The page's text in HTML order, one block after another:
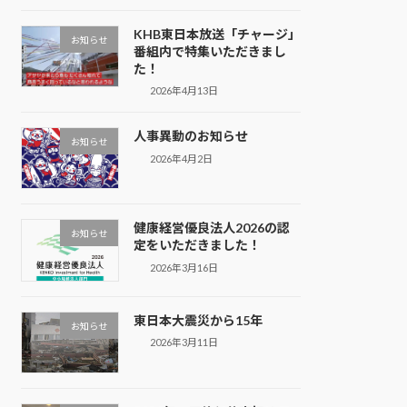
お知らせ
KHB東日本放送「チャージ」
番組内で特集いただきまし
た！
2026年4月13日
お知らせ 人事異動のお知らせ
2026年4月2日
お知らせ
健康経営優良法人2026の認
定をいただきました！
2026年3月16日
お知らせ 東日本大震災から15年
2026年3月11日